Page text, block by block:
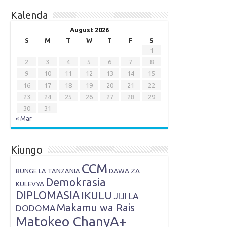
Kalenda
August 2026
S
M T W T F
S
1
2
3 4 5 6 7
8
9
10 11 12 13 14
15
16
17 18 19 20 21
22
23
24 25 26 27 28
29
30
31
« Mar
Kiungo
BUNGE LA TANZANIA CCM DAWA ZA
KULEVYA Demokrasia
DIPLOMASIA IKULU JIJI LA
DODOMA Makamu wa Rais
Matokeo ChanyA+